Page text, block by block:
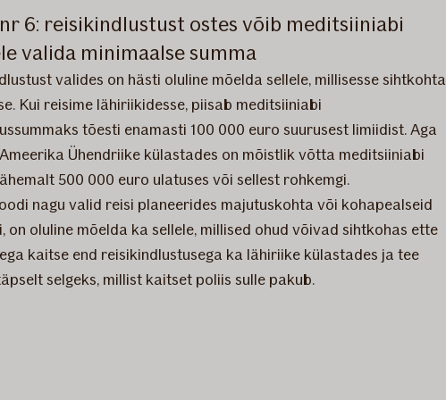
6: reisikindlustust ostes võib meditsiiniabi
valida minimaalse summa
valides on hästi oluline mõelda sellele, millisesse sihtkohta
Kui reisime lähiriikidesse, piisab meditsiiniabi
tõesti enamasti 100 000 euro suurusest limiidist. Aga
Ühendriike külastades on mõistlik võtta meditsiiniabi
500 000 euro ulatuses või sellest rohkemgi.
nagu valid reisi planeerides majutuskohta või kohapealseid
on oluline mõelda ka sellele, millised ohud võivad sihtkohas ette
kaitse end reisikindlustusega ka lähiriike külastades ja tee
selgeks, millist kaitset poliis sulle pakub.